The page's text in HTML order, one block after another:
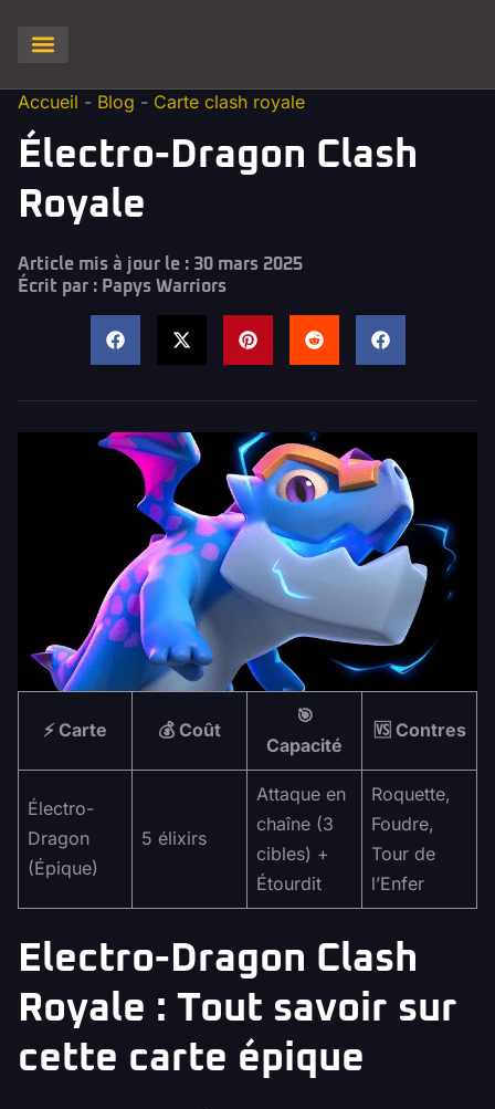
Accueil - Blog - Carte clash royale
Électro-Dragon Clash
Royale
Article mis à jour le : 30 mars 2025
Écrit par : Papys Warriors
⚡ Carte 💰 Coût
🎯
Capacité
🆚 Contres
Électro-
Dragon
(Épique)
5 élixirs
Attaque en
chaîne (3
cibles) +
Étourdit
Roquette,
Foudre,
Tour de
l’Enfer
Electro-Dragon Clash
Royale : Tout savoir sur
cette carte épique